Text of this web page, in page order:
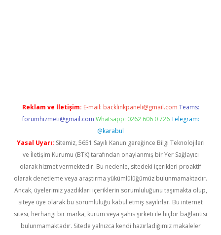
Reklam ve İletişim: E-mail: backlinkpaneli@gmail.com Teams:
forumhizmeti@gmail.com Whatsapp: 0262 606 0 726 Telegram:
@karabul
Yasal Uyarı: Sitemiz, 5651 Sayılı Kanun gereğince Bilgi Teknolojileri
ve İletişim Kurumu (BTK) tarafından onaylanmış bir Yer Sağlayıcı
olarak hizmet vermektedir. Bu nedenle, sitedeki içerikleri proaktif
olarak denetleme veya araştırma yükümlülüğümüz bulunmamaktadır.
Ancak, üyelerimiz yazdıkları içeriklerin sorumluluğunu taşımakta olup,
siteye üye olarak bu sorumluluğu kabul etmiş sayılırlar. Bu internet
sitesi, herhangi bir marka, kurum veya şahıs şirketi ile hiçbir bağlantısı
bulunmamaktadır. Sitede yalnızca kendi hazırladığımız makaleler